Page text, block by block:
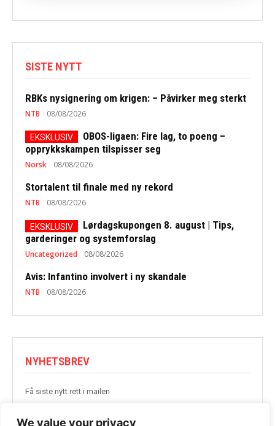
We value your privacy
SISTE NYTT
RBKs nysignering om krigen: – Påvirker meg sterkt
NTB 08/08/2026
OBOS-ligaen: Fire lag, to poeng –
opprykkskampen tilspisser seg
Norsk 08/08/2026
Stortalent til finale med ny rekord
NTB 08/08/2026
Lørdagskupongen 8. august | Tips,
garderinger og systemforslag
Uncategorized 08/08/2026
Avis: Infantino involvert i ny skandale
NTB 08/08/2026
NYHETSBREV
Få siste nytt rett i mailen